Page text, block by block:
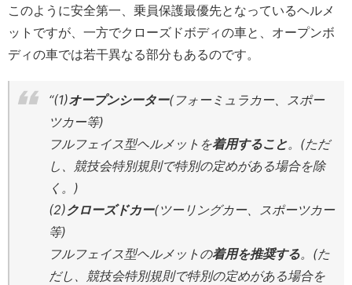
このように安全第一、乗員保護最優先となっているヘルメ
ットですが、一方でクローズドボディの車と、オープンボ
ディの車では若干異なる部分もあるのです。
“(1)オープンシーター(フォーミュラカー、スポー
ツカー等)
フルフェイス型ヘルメットを着用すること。(ただ
し、競技会特別規則で特別の定めがある場合を除
く。)
(2) クローズドカー(ツーリングカー、スポーツカー
等)
フルフェイス型ヘルメットの着用を推奨する。(た
だし、競技会特別規則で特別の定めがある場合を